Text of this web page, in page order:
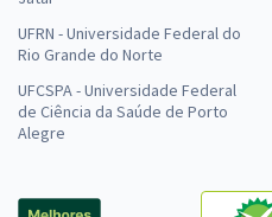
UFRN - Universidade Federal do
Rio Grande do Norte
UFCSPA - Universidade Federal
de Ciência da Saúde de Porto
Alegre